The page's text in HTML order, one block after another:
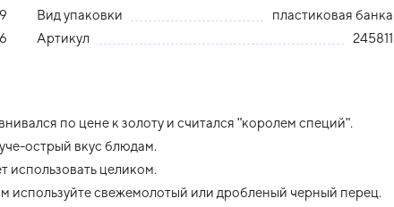
Вид упаковки
пластиковая банка
Артикул 245811
по цене к золоту и считался "королем специй".
острый вкус блюдам.
использовать целиком.
используйте свежемолотый или дробленый черный перец.